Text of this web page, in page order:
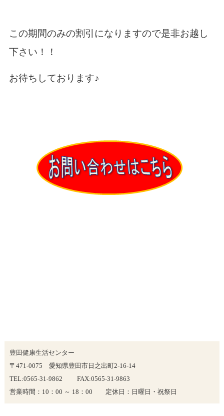
この期間のみの割引になりますので是非お越し
下さい！！
お待ちしております♪
豊田健康生活センター
〒471-0075 愛知県豊田市日之出町2-16-14
TEL:0565-31-9862 FAX:0565-31-9863
営業時間：10：00 ～ 18：00 定休日：日曜日・祝祭日